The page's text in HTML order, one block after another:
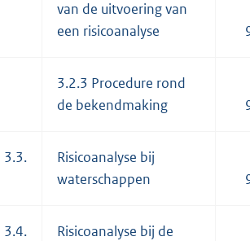
van de uitvoering van
een risicoanalyse
3.2.3 Procedure rond
de bekendmaking
3.3.
Risicoanalyse bij
waterschappen
3.4.
Risicoanalyse bij de